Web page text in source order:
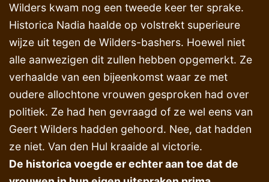
Wilders kwam nog een tweede keer ter sprake.
Historica Nadia haalde op volstrekt superieure
wijze uit tegen de Wilders-bashers. Hoewel niet
alle aanwezigen dit zullen hebben opgemerkt. Ze
verhaalde van een bijeenkomst waar ze met
oudere allochtone vrouwen gesproken had over
politiek. Ze had hen gevraagd of ze wel eens van
Geert Wilders hadden gehoord. Nee, dat hadden
ze niet. Van den Hul kraaide al victorie.
De historica voegde er echter aan toe dat de